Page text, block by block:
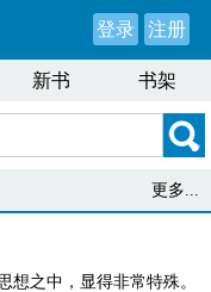
登录 注册
新书 书架
更多...
想之中，显得非常特殊。